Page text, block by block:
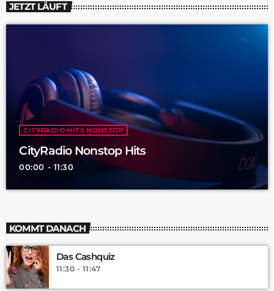
JETZT LÄUFT
CITYRADIO HITS NONSTOP
CityRadio Nonstop Hits
00:00 - 11:30
KOMMT DANACH
Das Cashquiz
11:30 - 11:47